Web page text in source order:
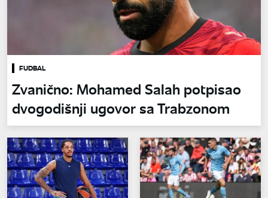
FUDBAL
Zvanično: Mohamed Salah potpisao
dvogodišnji ugovor sa Trabzonom